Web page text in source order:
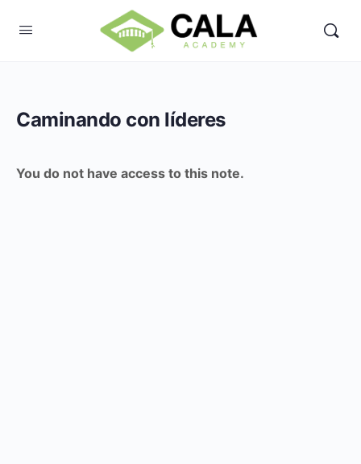
Caminando con líderes
You do not have access to this note.